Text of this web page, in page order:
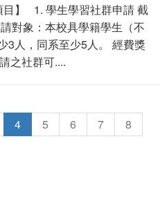
目】 1. 學生學習社群申請 截
對象：本校具學籍學生（不
3人，同系至少5人。 經費獎
之社群可....
4 5 6 7
8